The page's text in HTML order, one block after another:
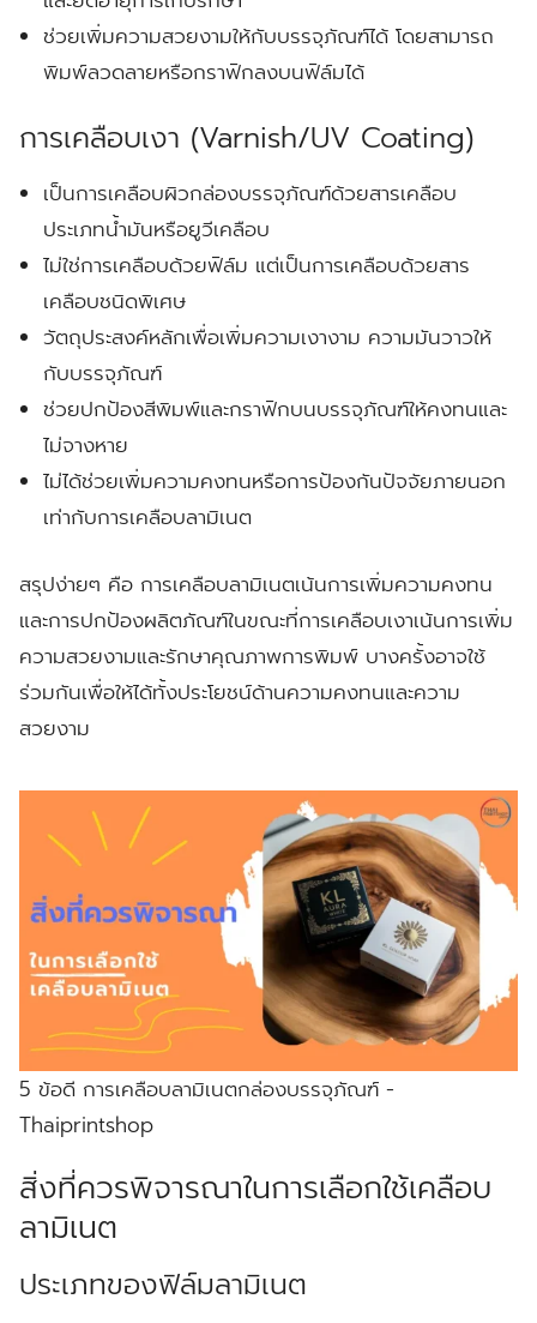
ช่วยเพิ่มความสวยงามให้กับบรรจุภัณฑ์ได้ โดยสามารถ
พิมพ์ลวดลายหรือกราฟิกลงบนฟิล์มได้
การเคลือบเงา (Varnish/UV Coating)
เป็นการเคลือบผิวกล่องบรรจุภัณฑ์ด้วยสารเคลือบ
ประเภทน้ำมันหรือยูวีเคลือบ
ไม่ใช่การเคลือบด้วยฟิล์ม แต่เป็นการเคลือบด้วยสาร
เคลือบชนิดพิเศษ
วัตถุประสงค์หลักเพื่อเพิ่มความเงางาม ความมันวาวให้
กับบรรจุภัณฑ์
ช่วยปกป้องสีพิมพ์และกราฟิกบนบรรจุภัณฑ์ให้คงทนและ
ไม่จางหาย
ไม่ได้ช่วยเพิ่มความคงทนหรือการป้องกันปัจจัยภายนอก
เท่ากับการเคลือบลามิเนต
สรุปง่ายๆ คือ การเคลือบลามิเนตเน้นการเพิ่มความคงทน
และการปกป้องผลิตภัณฑ์ในขณะที่การเคลือบเงาเน้นการเพิ่ม
ความสวยงามและรักษาคุณภาพการพิมพ์ บางครั้งอาจใช้
ร่วมกันเพื่อให้ได้ทั้งประโยชน์ด้านความคงทนและความ
สวยงาม
5 ข้อดี การเคลือบลามิเนตกล่องบรรจุภัณฑ์ -
Thaiprintshop
สิ่งที่ควรพิจารณาในการเลือกใช้เคลือบ
ลามิเนต
ประเภทของฟิล์มลามิเนต